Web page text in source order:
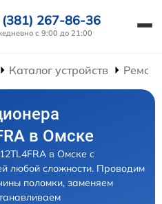
(381) 267-86-36
с 9:00 до 21:00
Каталог устройств
в Омске
в Омске с
любой сложности. Проводим
поломки, заменяем